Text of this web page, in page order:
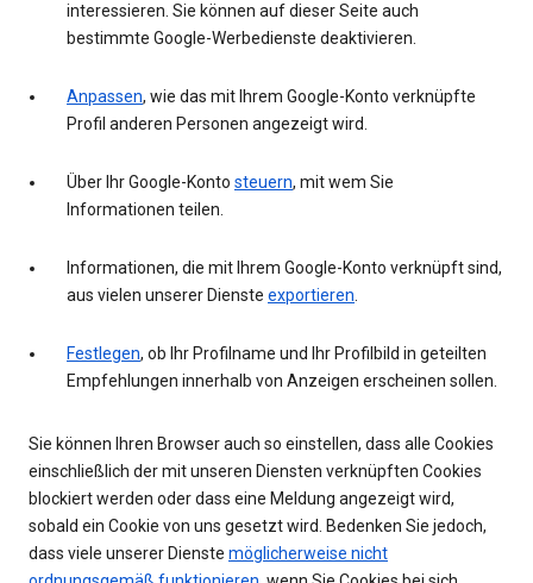
interessieren. Sie können auf dieser Seite auch
bestimmte Google-Werbedienste deaktivieren.
Anpassen, wie das mit Ihrem Google-Konto verknüpfte
Profil anderen Personen angezeigt wird.
Über Ihr Google-Konto steuern, mit wem Sie
Informationen teilen.
Informationen, die mit Ihrem Google-Konto verknüpft sind,
aus vielen unserer Dienste exportieren.
Festlegen, ob Ihr Profilname und Ihr Profilbild in geteilten
Empfehlungen innerhalb von Anzeigen erscheinen sollen.
Sie können Ihren Browser auch so einstellen, dass alle Cookies
einschließlich der mit unseren Diensten verknüpften Cookies
blockiert werden oder dass eine Meldung angezeigt wird,
sobald ein Cookie von uns gesetzt wird. Bedenken Sie jedoch,
dass viele unserer Dienste möglicherweise nicht